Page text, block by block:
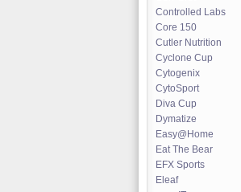
Controlled Labs
Core 150
Cutler Nutrition
Cyclone Cup
Cytogenix
CytoSport
Diva Cup
Dymatize
Easy@Home
Eat The Bear
EFX Sports
Eleaf